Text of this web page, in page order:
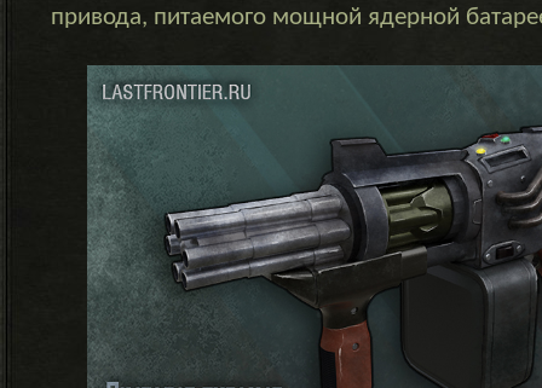
привода, питаемого мощной ядерной